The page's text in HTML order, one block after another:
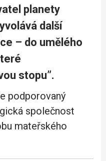
planety
další
– do umělého
stopu”.
podporovaný
společnost
mateřského